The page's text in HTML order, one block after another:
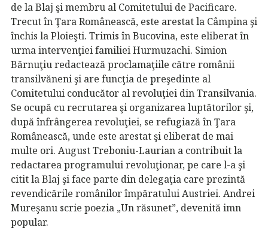
de la Blaj şi membru al Comitetului de Pacificare.
Trecut în Ţara Românească, este arestat la Câmpina şi
închis la Ploieşti. Trimis în Bucovina, este eliberat în
urma intervenţiei familiei Hurmuzachi. Simion
Bărnuţiu redactează proclamaţiile către românii
transilvăneni şi are funcţia de preşedinte al
Comitetului conducător al revoluţiei din Transilvania.
Se ocupă cu recrutarea şi organizarea luptătorilor şi,
după înfrângerea revoluţiei, se refugiază în Ţara
Românească, unde este arestat şi eliberat de mai
multe ori. August Treboniu-Laurian a contribuit la
redactarea programului revoluţionar, pe care l-a şi
citit la Blaj şi face parte din delegaţia care prezintă
revendicările românilor împăratului Austriei. Andrei
Mureşanu scrie poezia „Un răsunet”, devenită imn
popular.